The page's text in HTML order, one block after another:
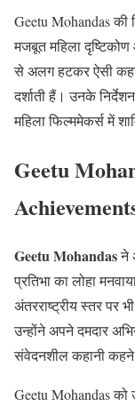
Geetu Mohandas की
मजबूत महिला दृष्टिकोण
से अलग हटकर ऐसी
दर्शाती हैं। उनके
महिला फिल्ममेकर्स में
Geetu
Geetu Mohandasने
प्रतिभा का लोहा
अंतरराष्ट्रीय स्तर पर
उन्होंने अपने दमदार
संवेदनशील कहानी
Geetu Mohandas को